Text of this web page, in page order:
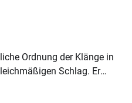
Ordnung der Klänge in
Schlag. Er